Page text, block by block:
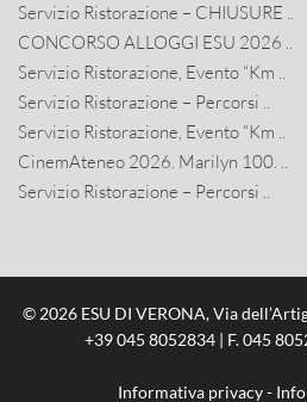
Servizio Ristorazione – CHIUSURE ..
CONCORSO ALLOGGI ESU 2026 ..
Servizio Ristorazione, Evento “Km ..
Servizio Ristorazione – Percorsi ..
Servizio Ristorazione, Evento “Km ..
CinemAteneo 2026. Marilyn 100. ..
Servizio Ristorazione – Percorsi ..
© 2026 ESU DI VERONA, Via
+39 045 8052834| F. 045
Informativa privacy-